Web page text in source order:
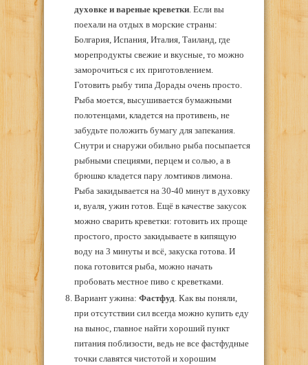
духовке и вареные креветки. Если вы
поехали на отдых в морские страны:
Болгария, Испания, Италия, Таиланд, где
морепродукты свежие и вкусные, то можно
заморочиться с их приготовлением.
Готовить рыбу типа Дорады очень просто.
Рыба моется, высушивается бумажными
полотенцами, кладется на противень, не
забудьте положить бумагу для запекания.
Снутри и снаружи обильно рыба посыпается
рыбными специями, перцем и солью, а в
брюшко кладется пару ломтиков лимона.
Рыба закидывается на 30-40 минут в духовку
и, вуаля, ужин готов. Ещё в качестве закусок
можно сварить креветки: готовить их проще
простого, просто закидываете в кипящую
воду на 3 минуты и всё, закуска готова. И
пока готовится рыба, можно начать
пробовать местное пиво с креветками.
Вариант ужина: Фастфуд. Как вы поняли,
при отсутствии сил всегда можно купить еду
на вынос, главное найти хороший пункт
питания поблизости, ведь не все фастфудные
точки славятся чистотой и хорошим